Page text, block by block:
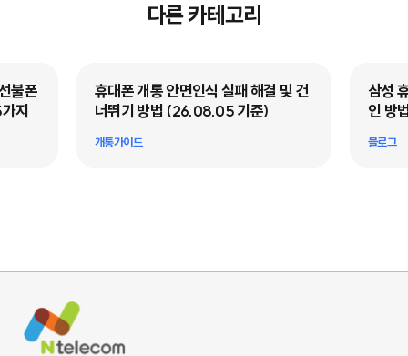
다른 카테고리
불폰
지
휴대폰 개통 안면인식 실패 해결 및 건
너뛰기 방법 (26.08.05 기준)
개통가이드
삼성
인 방
블로그